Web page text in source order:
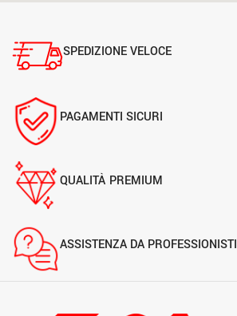
SPEDIZIONE VELOCE
PAGAMENTI SICURI
QUALITÀ PREMIUM
ASSISTENZA DA PROFESSIONISTI